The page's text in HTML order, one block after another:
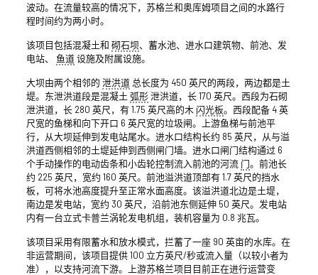
波动。在流量较高的情况下，苏格兰和奥库姆项目之间的水路行
程时间约为两小时。
该项目包括混凝土和 砌石坝、蓄水池、进水口建筑物、前池、发
电站、 鱼道设施及附属设施。
大坝由两个相邻的 泄洪道总长度为 450 英尺的两段，两边都是土
堤。东泄洪道段是混凝土 弧形泄洪道，长 170 英尺。西段为石砌
泄洪道，长 280 英尺，有 1.75 英尺高的木 闪光板。西段配备 4 英
尺宽的鱼梯和向下开口 6 英尺宽的垃圾闸。上游鱼梯与前池平
行，从大坝延伸到发电站尾水。进水口结构长约 85 英尺，从与溢
洪道西侧相邻的土堤延伸到西侧闸门墙。进水口闸门结构通过 6
个手动操作的电动齿条和小齿轮控制流入前池的河流 门。前池长
约 225 英尺，宽约 160 英尺。前池溢洪道顶部有 1.7 英尺的挡水
板，可将水池高度提升至正常水面高度。该溢洪道北边是土堤，
南边是发电站，宽约 30 英尺，沿前池东侧延伸 50 英尺。发电站
内有一台立式卡普兰涡轮发电机组，装机容量为 0.8 兆瓦。
该项目采用有限蓄水和放水模式，拦蓄了一座 90 英亩的水库。在
非运营期间，该项目提供 100 立方英尺/秒或流入量（以较小者为
准），以支持河流下游。上游苏格兰项目目前正在进行运营变